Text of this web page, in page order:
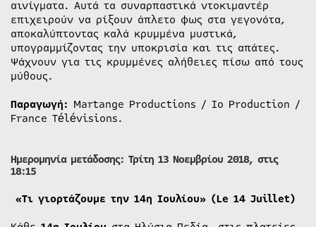
αινίγματα. Αυτά τα συναρπαστικά ντοκιμαντέρ
επιχειρούν να ρίξουν άπλετο φως στα γεγονότα,
αποκαλύπτοντας καλά κρυμμένα μυστικά,
υπογραμμίζοντας την υποκρισία και τις απάτες.
Ψάχνουν για τις κρυμμένες αλήθειες πίσω από τους
μύθους.
Παραγωγή: Martange Productions / Io Production /
France Télévisions.
Ημερομηνία μετάδοσης: Τρίτη 13 Νοεμβρίου 2018, στις
18:15
«Τι γιορτάζουμε την 14η Ιουλίου» (Le 14 Juillet)